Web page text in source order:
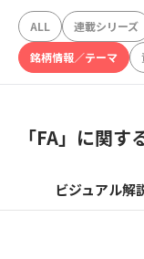
ALL 連載シリーズ
銘柄情報／テーマ
「FA」に関す
ビジュアル解